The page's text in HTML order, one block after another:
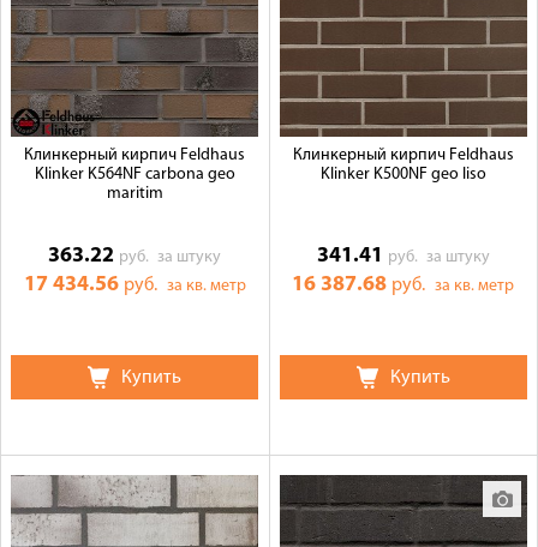
Клинкерный кирпич Feldhaus
Klinker K564NF carbona geo
maritim
363.22 руб.за штуку
17 434.56 руб. за кв. метр
Купить
Клинкерный кирпич Feldhaus
Klinker K500NF geo liso
341.41 руб. за штуку
16 387.68 руб.за кв. метр
Купить